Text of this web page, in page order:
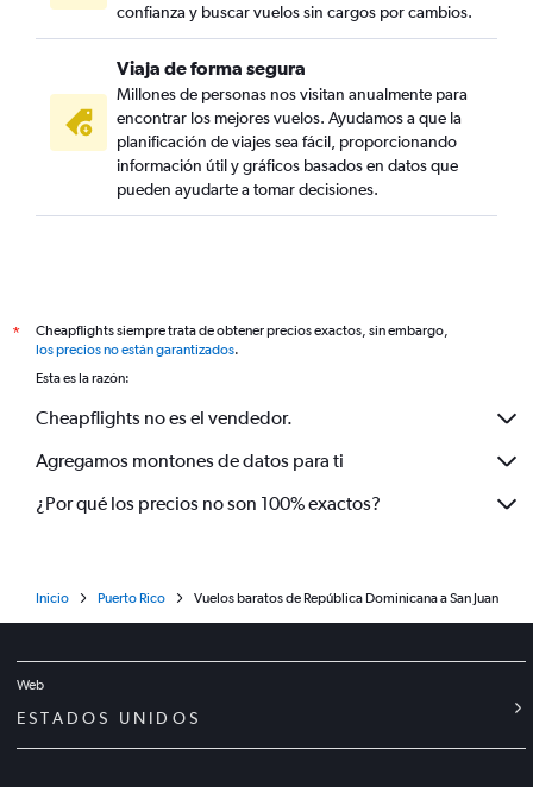
confianza y buscar vuelos sin cargos por cambios.
Viaja de forma segura
Millones de personas nos visitan anualmente para
encontrar los mejores vuelos. Ayudamos a que la
planificación de viajes sea fácil, proporcionando
información útil y gráficos basados en datos que
pueden ayudarte a tomar decisiones.
*
Cheapflights siempre trata de obtener precios exactos, sin embargo,
los precios no están garantizados.
Esta es la razón:
Cheapflights no es el vendedor.
Agregamos montones de datos para ti
¿Por qué los precios no son 100% exactos?
Inicio Puerto Rico Vuelos baratos de República Dominicana a San Juan
Web
ESTADOS UNIDOS